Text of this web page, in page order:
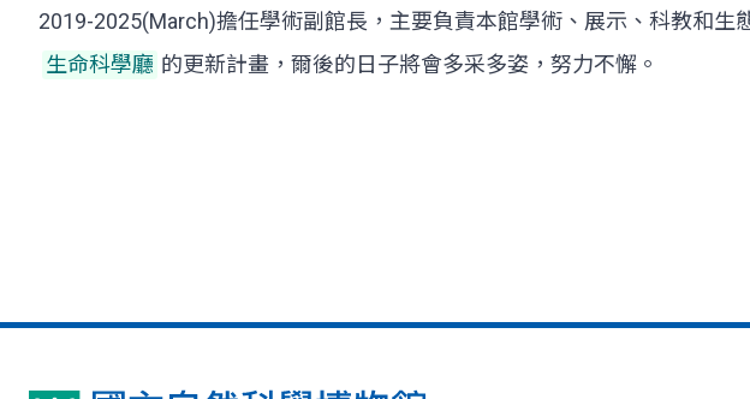
2019-2025(March)擔任學術副館長，主要負責本館學術、展示、科教和
生命科學廳 的更新計畫，爾後的日子將會多采多姿，努力不懈。